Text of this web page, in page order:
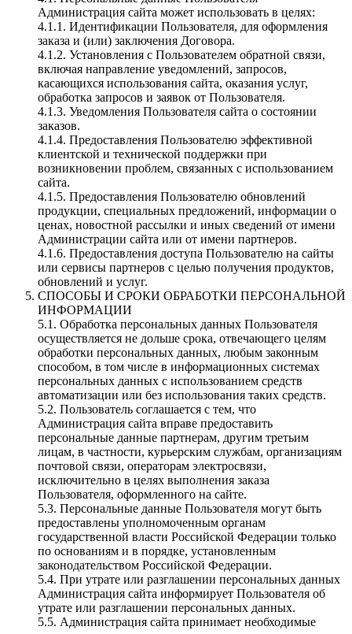
Администрация сайта может использовать в целях:
4.1.1. Идентификации Пользователя, для оформления
заказа и (или) заключения Договора.
4.1.2. Установления с Пользователем обратной связи,
включая направление уведомлений, запросов,
касающихся использования сайта, оказания услуг,
обработка запросов и заявок от Пользователя.
4.1.3. Уведомления Пользователя сайта о состоянии
заказов.
4.1.4. Предоставления Пользователю эффективной
клиентской и технической поддержки при
возникновении проблем, связанных с использованием
сайта.
4.1.5. Предоставления Пользователю обновлений
продукции, специальных предложений, информации о
ценах, новостной рассылки и иных сведений от имени
Администрации сайта или от имени партнеров.
4.1.6. Предоставления доступа Пользователю на сайты
или сервисы партнеров с целью получения продуктов,
обновлений и услуг.
СПОСОБЫ И СРОКИ ОБРАБОТКИ ПЕРСОНАЛЬНОЙ
ИНФОРМАЦИИ
5.1. Обработка персональных данных Пользователя
осуществляется не дольше срока, отвечающего целям
обработки персональных данных, любым законным
способом, в том числе в информационных системах
персональных данных с использованием средств
автоматизации или без использования таких средств.
5.2. Пользователь соглашается с тем, что
Администрация сайта вправе предоставить
персональные данные партнерам, другим третьим
лицам, в частности, курьерским службам, организациям
почтовой связи, операторам электросвязи,
исключительно в целях выполнения заказа
Пользователя, оформленного на сайте.
5.3. Персональные данные Пользователя могут быть
предоставлены уполномоченным органам
государственной власти Российской Федерации только
по основаниям и в порядке, установленным
законодательством Российской Федерации.
5.4. При утрате или разглашении персональных данных
Администрация сайта информирует Пользователя об
утрате или разглашении персональных данных.
5.5. Администрация сайта принимает необходимые